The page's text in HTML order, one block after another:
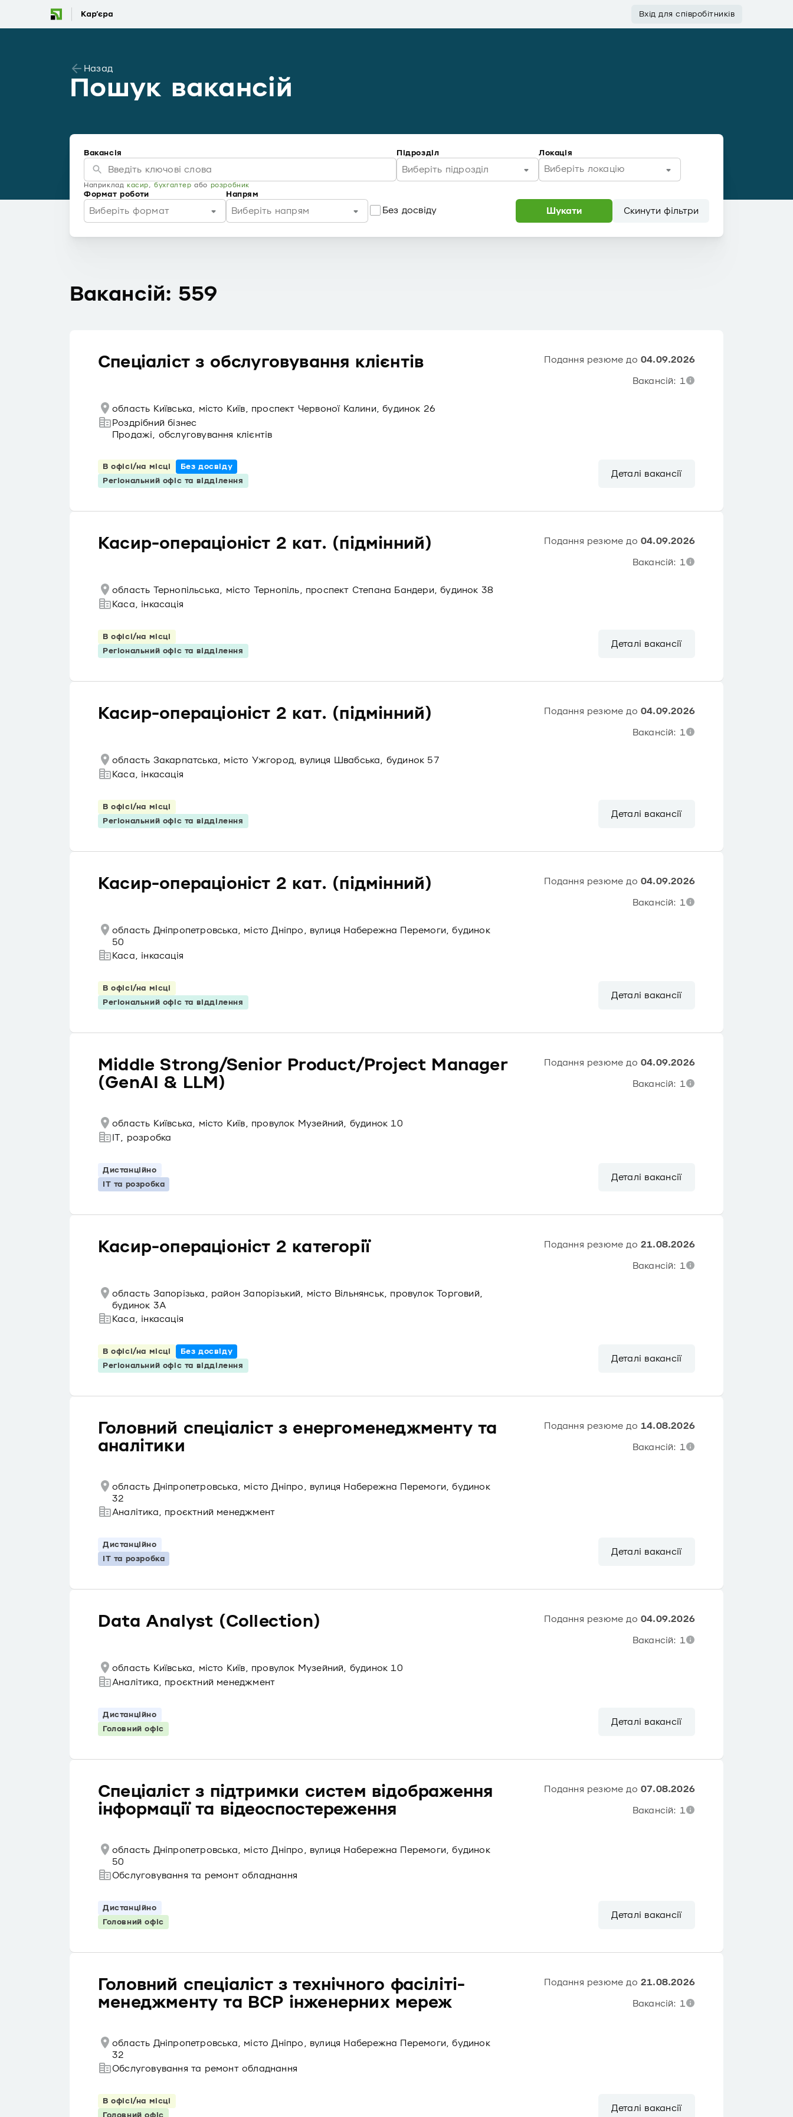
Вхід для співробітників
Назад
Пошук вакансій
Вакансія
Наприклад касир,бухгалтер або розробник
Підрозділ
Виберіть підрозділ
Локація
Виберіть локацію
Формат роботи
Виберіть формат
Напрям
Виберіть напрям Без досвіду Шукати Скинути фільтри
Вакансій: 559
Спеціаліст з обслуговування клієнтів Подання резюме до 04.09.2026
Вакансій: 1
область Київська, місто Київ, проспект Червоної Калини, будинок 26
Роздрібний бізнес
Продажі, обслуговування клієнтів
В офісі/на місці
Без досвіду
Регіональний офіс та відділення
Деталі вакансії
Касир-операціоніст 2 кат. (підмінний) Подання резюме до 04.09.2026
Вакансій: 1
область Тернопільська, місто Тернопіль, проспект Степана Бандери, будинок 38
Каса, інкасація
В офісі/на місці
Регіональний офіс та відділення
Деталі вакансії
Касир-операціоніст 2 кат. (підмінний) Подання резюме до 04.09.2026
Вакансій: 1
область Закарпатська, місто Ужгород, вулиця Швабська, будинок 57
Каса, інкасація
В офісі/на місці
Регіональний офіс та відділення
Деталі вакансії
Касир-операціоніст 2 кат. (підмінний) Подання резюме до 04.09.2026
Вакансій: 1
область Дніпропетровська, місто Дніпро, вулиця Набережна Перемоги, будинок
50
Каса, інкасація
В офісі/на місці
Регіональний офіс та відділення
Деталі вакансії
Middle Strong/Senior Product/Project Manager
(GenAI & LLM)
Подання резюме до 04.09.2026
Вакансій: 1
область Київська, місто Київ, провулок Музейний, будинок 10
IT, розробка
Дистанційно
IT та розробка
Деталі вакансії
Касир-операціоніст 2 категорії Подання резюме до 21.08.2026
Вакансій: 1
область Запорізька, район Запорізький, місто Вільнянськ, провулок Торговий,
будинок 3А
Каса, інкасація
В офісі/на місці
Без досвіду
Регіональний офіс та відділення
Деталі вакансії
Головний спеціаліст з енергоменеджменту та
аналітики
Подання резюме до 14.08.2026
Вакансій: 1
область Дніпропетровська, місто Дніпро, вулиця Набережна Перемоги, будинок
32
Аналітика, проєктний менеджмент
Дистанційно
IT та розробка
Деталі вакансії
Data Analyst (Collection) Подання резюме до 04.09.2026
Вакансій: 1
область Київська, місто Київ, провулок Музейний, будинок 10
Аналітика, проєктний менеджмент
Дистанційно
Головний офіс
Деталі вакансії
Спеціаліст з підтримки систем відображення
інформації та відеоспостереження
Подання резюме до 07.08.2026
Вакансій: 1
область Дніпропетровська, місто Дніпро, вулиця Набережна Перемоги, будинок
50
Обслуговування та ремонт обладнання
Дистанційно
Головний офіс
Деталі вакансії
Головний спеціаліст з технічного фасіліті-
менеджменту та BCP інженерних мереж
Подання резюме до 21.08.2026
Вакансій: 1
область Дніпропетровська, місто Дніпро, вулиця Набережна Перемоги, будинок
32
Обслуговування та ремонт обладнання
В офісі/на місці
Деталі вакансії